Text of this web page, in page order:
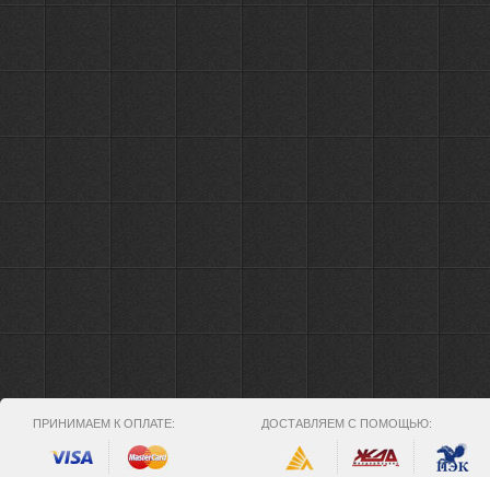
ПРИНИМАЕМ К ОПЛАТЕ: ДОСТАВЛЯЕМ С ПОМОЩЬЮ: